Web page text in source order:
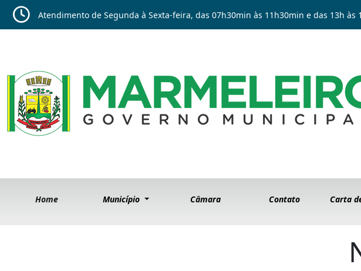
Atendimento de Segunda à Sexta-feira, das 07h30min às 11h30min e das 13h às
Home Município Câmara Contato Carta